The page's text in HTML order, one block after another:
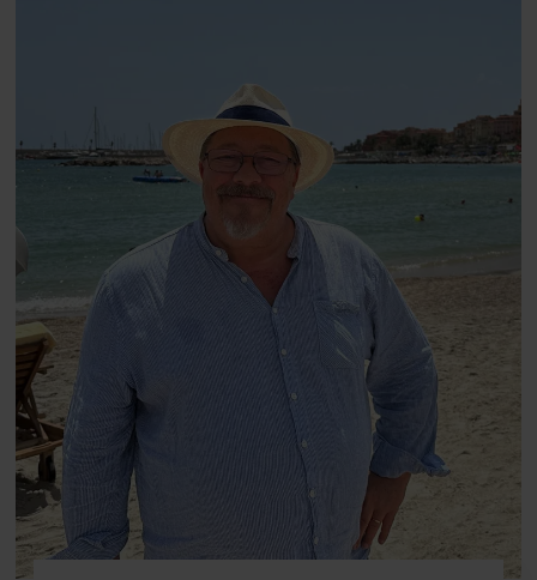
arv, angst, familieliv, frygten for
at miste stemmen og den
livsglæde, han nægter at give slip
på.